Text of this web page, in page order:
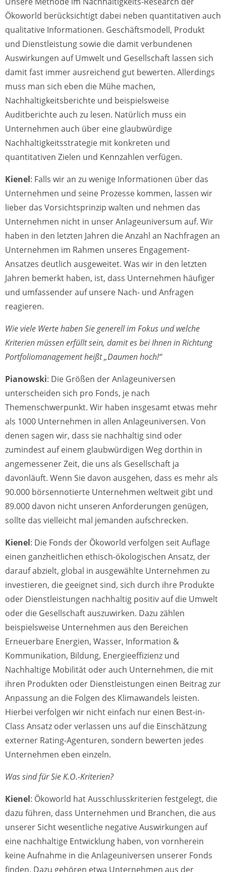
Ökoworld berücksichtigt dabei neben quantitativen auch
qualitative Informationen. Geschäftsmodell, Produkt
und Dienstleistung sowie die damit verbundenen
Auswirkungen auf Umwelt und Gesellschaft lassen sich
damit fast immer ausreichend gut bewerten. Allerdings
muss man sich eben die Mühe machen,
Nachhaltigkeitsberichte und beispielsweise
Auditberichte auch zu lesen. Natürlich muss ein
Unternehmen auch über eine glaubwürdige
Nachhaltigkeitsstrategie mit konkreten und
quantitativen Zielen und Kennzahlen verfügen.
Kienel: Falls wir an zu wenige Informationen über das
Unternehmen und seine Prozesse kommen, lassen wir
lieber das Vorsichtsprinzip walten und nehmen das
Unternehmen nicht in unser Anlageuniversum auf. Wir
haben in den letzten Jahren die Anzahl an Nachfragen an
Unternehmen im Rahmen unseres Engagement-
Ansatzes deutlich ausgeweitet. Was wir in den letzten
Jahren bemerkt haben, ist, dass Unternehmen häufiger
und umfassender auf unsere Nach- und Anfragen
reagieren.
Wie viele Werte haben Sie generell im Fokus und welche
Kriterien müssen erfüllt sein, damit es bei Ihnen in Richtung
Portfoliomanagement heißt „Daumen hoch!“
Pianowski: Die Größen der Anlageuniversen
unterscheiden sich pro Fonds, je nach
Themenschwerpunkt. Wir haben insgesamt etwas mehr
als 1000 Unternehmen in allen Anlageuniversen. Von
denen sagen wir, dass sie nachhaltig sind oder
zumindest auf einem glaubwürdigen Weg dorthin in
angemessener Zeit, die uns als Gesellschaft ja
davonläuft. Wenn Sie davon ausgehen, dass es mehr als
90.000 börsennotierte Unternehmen weltweit gibt und
89.000 davon nicht unseren Anforderungen genügen,
sollte das vielleicht mal jemanden aufschrecken.
Kienel: Die Fonds der Ökoworld verfolgen seit Auflage
einen ganzheitlichen ethisch-ökologischen Ansatz, der
darauf abzielt, global in ausgewählte Unternehmen zu
investieren, die geeignet sind, sich durch ihre Produkte
oder Dienstleistungen nachhaltig positiv auf die Umwelt
oder die Gesellschaft auszuwirken. Dazu zählen
beispielsweise Unternehmen aus den Bereichen
Erneuerbare Energien, Wasser, Information &
Kommunikation, Bildung, Energieeffizienz und
Nachhaltige Mobilität oder auch Unternehmen, die mit
ihren Produkten oder Dienstleistungen einen Beitrag zur
Anpassung an die Folgen des Klimawandels leisten.
Hierbei verfolgen wir nicht einfach nur einen Best-in-
Class Ansatz oder verlassen uns auf die Einschätzung
externer Rating-Agenturen, sondern bewerten jedes
Unternehmen eben einzeln.
Was sind für Sie K.O.-Kriterien?
Kienel: Ökoworld hat Ausschlusskriterien festgelegt, die
dazu führen, dass Unternehmen und Branchen, die aus
unserer Sicht wesentliche negative Auswirkungen auf
eine nachhaltige Entwicklung haben, von vornherein
keine Aufnahme in die Anlageuniversen unserer Fonds
finden. Dazu gehören etwa Unternehmen aus der